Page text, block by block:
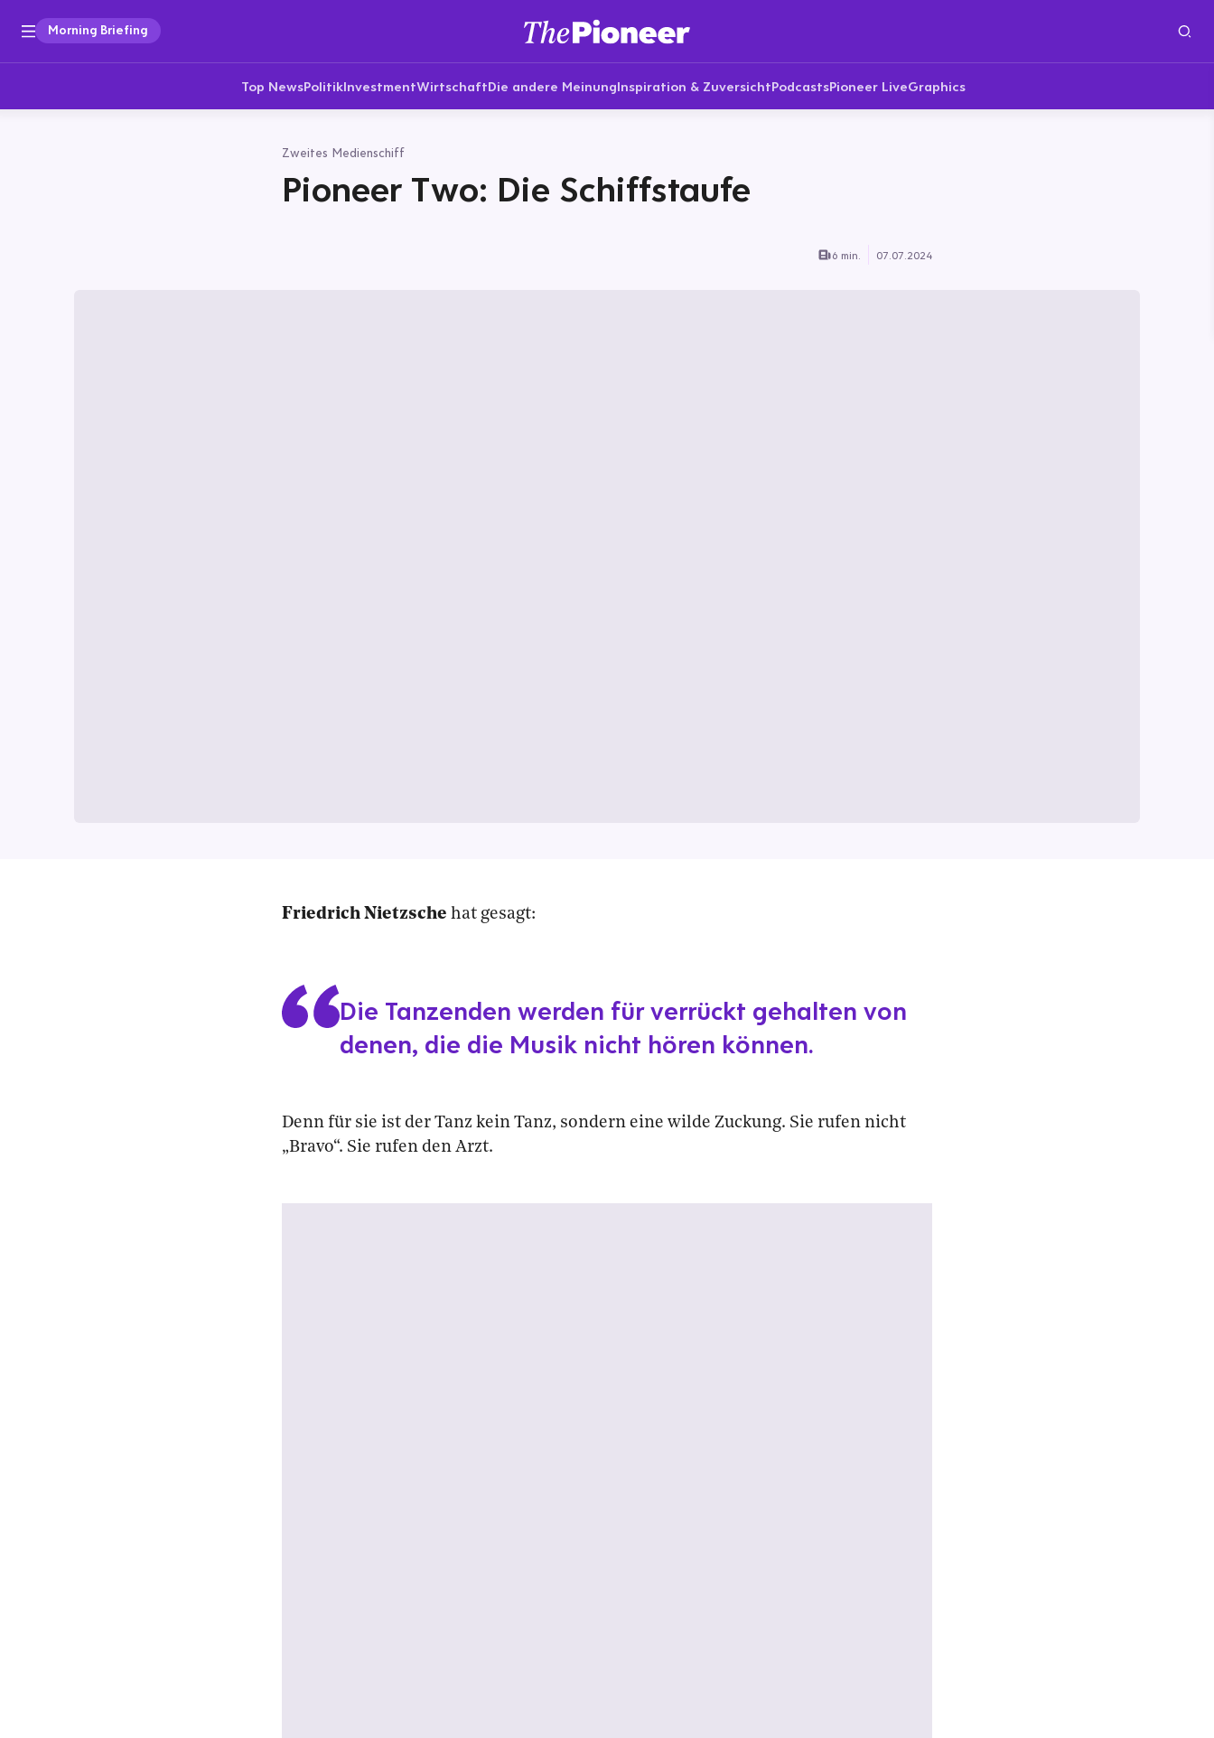
Morning Briefing
Top NewsPolitikInvestmentWirtschaftDie andere MeinungInspiration & ZuversichtPodcastsPioneer LiveGraphics
Zweites Medienschiff
Pioneer Two: Die Schiffstaufe
6 min. 07.07.2024
Friedrich Nietzsche hat gesagt:
Die Tanzenden werden für verrückt gehalten von
denen, die die Musik nicht hören können.
Denn für sie ist der Tanz kein Tanz, sondern eine wilde Zuckung. Sie rufen nicht
„Bravo“. Sie rufen den Arzt.